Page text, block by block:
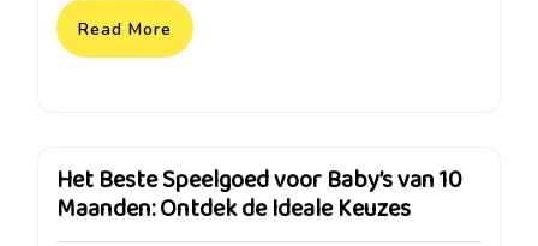
Read More
Het Beste Speelgoed voor Baby’s van 10
Maanden: Ontdek de Ideale Keuzes